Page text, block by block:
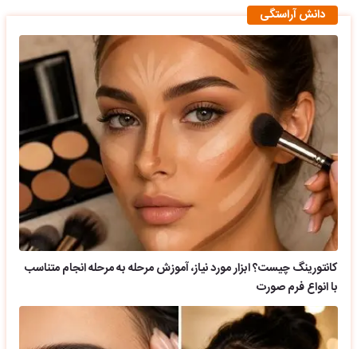
دانش آراستگی
کانتورینگ چیست؟ ابزار مورد نیاز، آموزش مرحله به مرحله انجام متناسب
با انواع فرم صورت